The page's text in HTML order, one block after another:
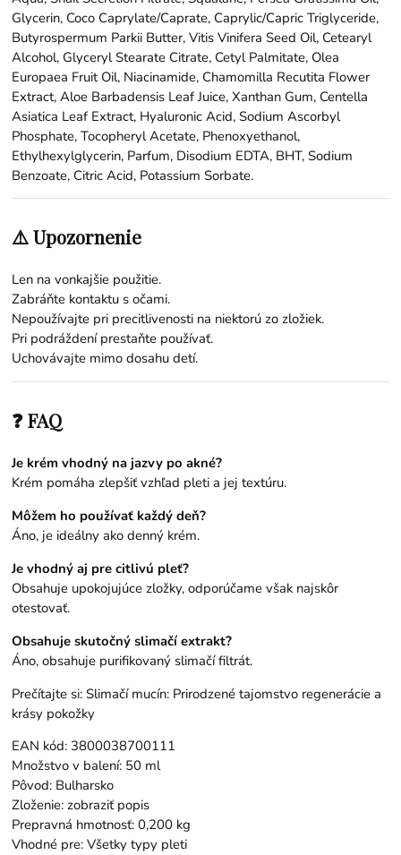
Glycerin, Coco Caprylate/Caprate, Caprylic/Capric Triglyceride,
Butyrospermum Parkii Butter, Vitis Vinifera Seed Oil, Cetearyl
Alcohol, Glyceryl Stearate Citrate, Cetyl Palmitate, Olea
Europaea Fruit Oil, Niacinamide, Chamomilla Recutita Flower
Extract, Aloe Barbadensis Leaf Juice, Xanthan Gum, Centella
Asiatica Leaf Extract, Hyaluronic Acid, Sodium Ascorbyl
Phosphate, Tocopheryl Acetate, Phenoxyethanol,
Ethylhexylglycerin, Parfum, Disodium EDTA, BHT, Sodium
Benzoate, Citric Acid, Potassium Sorbate.
⚠️ Upozornenie
Len na vonkajšie použitie.
Zabráňte kontaktu s očami.
Nepoužívajte pri precitlivenosti na niektorú zo zložiek.
Pri podráždení prestaňte používať.
Uchovávajte mimo dosahu detí.
❓ FAQ
Je krém vhodný na jazvy po akné?
Krém pomáha zlepšiť vzhľad pleti a jej textúru.
Môžem ho používať každý deň?
Áno, je ideálny ako denný krém.
Je vhodný aj pre citlivú pleť?
Obsahuje upokojujúce zložky, odporúčame však najskôr
otestovať.
Obsahuje skutočný slimačí extrakt?
Áno, obsahuje purifikovaný slimačí filtrát.
Prečítajte si:Slimačí mucín: Prirodzené tajomstvo regenerácie a
krásy pokožky
EAN kód: 3800038700111
Množstvo v balení: 50 ml
Pôvod: Bulharsko
Zloženie: zobraziť popis
Prepravná hmotnosť: 0,200 kg
Vhodné pre: Všetky typy pleti